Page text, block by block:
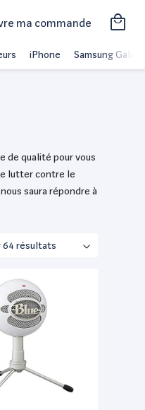
ma commande
iPhone Samsung Galaxy
de qualité pour vous
lutter contre le
saura répondre à